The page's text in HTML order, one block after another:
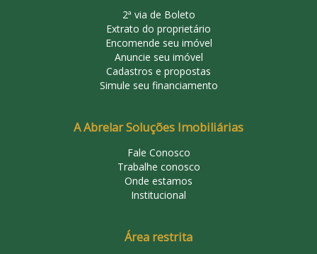
2ª via de Boleto
Extrato do proprietário
Encomende seu imóvel
Anuncie seu imóvel
Cadastros e propostas
Simule seu financiamento
A Abrelar Soluções Imobiliárias
Fale Conosco
Trabalhe conosco
Onde estamos
Institucional
Área restrita